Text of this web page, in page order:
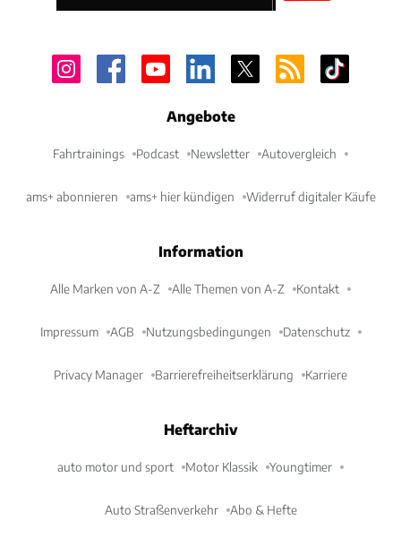
Angebote
Fahrtrainings Podcast Newsletter Autovergleich
ams+ abonnieren ams+ hier kündigen Widerruf digitaler Käufe
Information
Alle Marken von A-Z Alle Themen von A-Z Kontakt
Impressum AGB Nutzungsbedingungen Datenschutz
Privacy Manager Barrierefreiheitserklärung Karriere
Heftarchiv
auto motor und sport Motor Klassik Youngtimer
Auto Straßenverkehr Abo & Hefte